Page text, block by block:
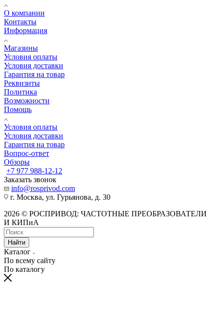
О компании
Контакты
Информация
Магазины
Условия оплаты
Условия доставки
Гарантия на товар
Реквизиты
Политика
Возможности
Помощь
Условия оплаты
Условия доставки
Гарантия на товар
Вопрос-ответ
Обзоры
+7 977 988-12-12
Заказать звонок
info@rosprivod.com
г. Москва, ул. Гурьянова, д. 30
2026 © РОСПРИВОД: ЧАСТОТНЫЕ ПРЕОБРАЗОВАТЕЛИ
И КИПиА
Найти
Каталог
По всему сайту
По каталогу